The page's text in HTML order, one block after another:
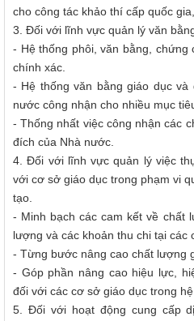
cho công tác khảo thí cấp quốc
3. Đối với lĩnh vực quản lý văn
- Hệ thống phôi, văn bằng, chứng
chính xác.
- Hệ thống văn bằng giáo dục
nước công nhận cho nhiều mục
- Thống nhất việc công nhận các
đích của Nhà nước.
4. Đối với lĩnh vực quản lý việc
với cơ sở giáo dục trong phạm vi
tạo.
- Minh bạch các cam kết về chất
lượng và các khoản thu chi tại các
- Từng bước nâng cao chất lượng
- Góp phần nâng cao hiệu lực,
đối với các cơ sở giáo dục trong
5. Đối với hoạt động cung cấp